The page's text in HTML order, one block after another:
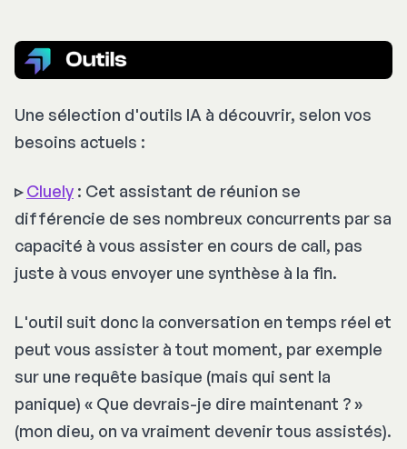
Une sélection d'outils IA à découvrir, selon vos
besoins actuels :
▹ Cluely : Cet assistant de réunion se
différencie de ses nombreux concurrents par sa
capacité à vous assister en cours de call, pas
juste à vous envoyer une synthèse à la fin.
L'outil suit donc la conversation en temps réel et
peut vous assister à tout moment, par exemple
sur une requête basique (mais qui sent la
panique) « Que devrais-je dire maintenant ?»
(mon dieu, on va vraiment devenir tous assistés).